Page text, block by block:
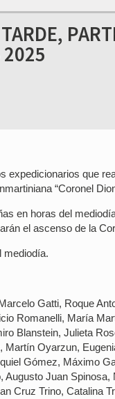
2025
expedicionarios que
“Coronel
en horas del
el ascenso de la
mediodía.
Gatti, Roque
Romanelli, María
Blanstein, Julieta
Martín Oyarzun,
Gómez, Máximo
Juan
Cruz Trino, Catalina